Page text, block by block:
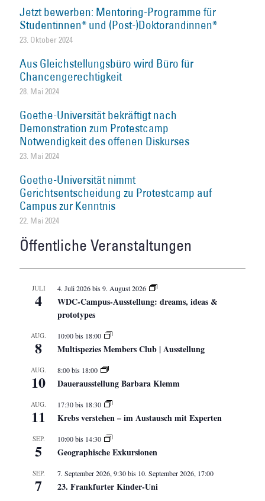
Jetzt bewerben: Mentoring-Programme für
Studentinnen* und (Post-)Doktorandinnen*
23. Oktober 2024
Aus Gleichstellungsbüro wird Büro für
Chancengerechtigkeit
28. Mai 2024
Goethe-Universität bekräftigt nach
Demonstration zum Protestcamp
Notwendigkeit des offenen Diskurses
23. Mai 2024
Goethe-Universität nimmt
Gerichtsentscheidung zu Protestcamp auf
Campus zur Kenntnis
22. Mai 2024
Öffentliche Veranstaltungen
JULI
4
4. Juli 2026bis9. August 2026
WDC-Campus-Ausstellung: dreams, ideas &
prototypes
AUG.
8
10:00bis 18:00
Multispezies Members Club | Ausstellung
AUG.
10
8:00bis 18:00
Dauerausstellung Barbara Klemm
AUG.
11
17:30bis 18:30
Krebs verstehen – im Austausch mit Experten
SEP.
5
10:00bis 14:30
Geographische Exkursionen
SEP.
7
7. September 2026, 9:30bis 10. September 2026, 17:00
23. Frankfurter Kinder-Uni